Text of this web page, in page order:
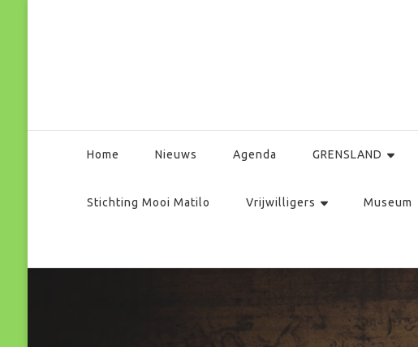
Home Nieuws Agenda GRENSLAND
Stichting Mooi Matilo Vrijwilligers Museum